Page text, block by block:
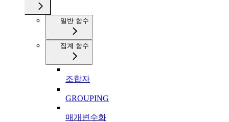
일반 함수
집계 함수
조합자
GROUPING
매개변수화